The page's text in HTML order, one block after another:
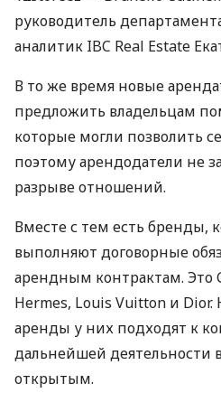
руководитель
аналитик IBC Real Estate
В то же время новые
предложить владельцам
которые могли позволить
поэтому арендодатели не
разрыве отношений.
Вместе с тем есть бренды,
выполняют договорные
арендным контрактам. Это
Hermes, Louis Vuitton и Dior.
аренды у них подходят к
дальнейшей деятельности
открытым.